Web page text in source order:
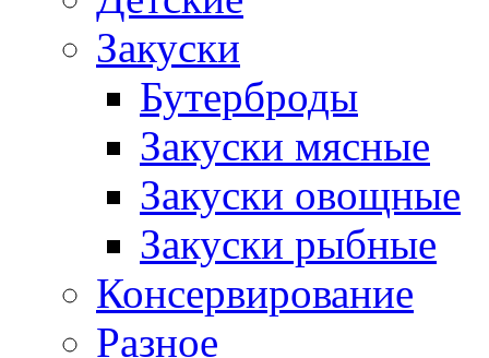
Закуски
Бутерброды
Закуски мясные
Закуски овощные
Закуски рыбные
Консервирование
Разное